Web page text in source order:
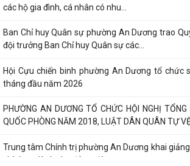
các hộ gia đình, cá nhân có nhu...
Ban Chỉ huy Quân sự phường An Dương trao
đội trưởng Ban Chỉ huy Quân sự các...
Hội Cựu chiến binh phường An Dương tổ chức
tháng đầu năm 2026
PHƯỜNG AN DƯƠNG TỔ CHỨC HỘI NGHỊ
QUỐC PHÒNG NĂM 2018, LUẬT DÂN QUÂN TỰ
Trung tâm Chính trị phường An Dương khai
chính trị dành cho đảng viên...